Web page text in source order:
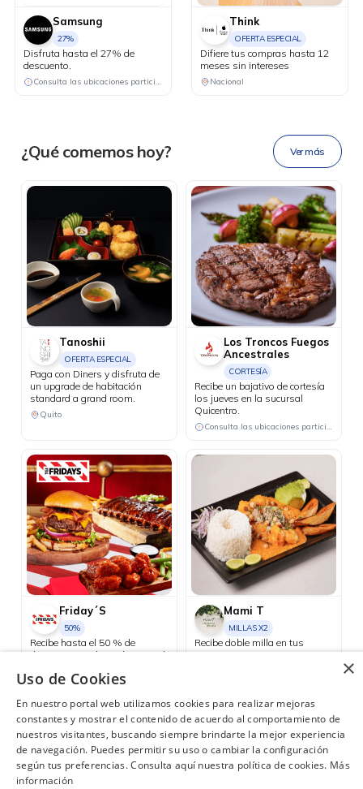
Samsung
27%
Disfruta hasta el 27% de
descuento.
Consulta las ubicaciones participantes
Think
OFERTA ESPECIAL
Difiere tus compras hasta 12
meses sin intereses
Nacional
Ahora tus blu benefits
en una
sola app.
DESCÁRGALA
¿Qué comemos hoy? Ver más
Tanoshii
OFERTA ESPECIAL
Paga con Diners y disfruta de
un upgrade de habitación
standard a grand room.
Quito
Los Troncos Fuegos
Ancestrales
CORTESÍA
Recibe un bajativo de cortesía
los jueves en la sucursal
Quicentro.
Consulta las ubicaciones participantes
Friday´S
50%
Recibe hasta el 50 % de
descuento en el menú principal
Quito
Mami T
MILLAS X2
Recibe doble milla en tus
consumos mayores a USD 45.
¿Necesitas ayuda? (02) 298 1300
×
Uso de Cookies
En nuestro portal web utilizamos cookies para realizar mejoras
constantes y mostrar el contenido de acuerdo al comportamiento de
nuestros visitantes, buscando siempre brindarte la mejor experiencia
de navegación. Puedes permitir su uso o cambiar la configuración
según tus preferencias. Consulta aquí nuestra política de cookies. Más
información